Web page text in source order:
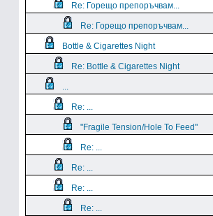
Re: Горещо препоръчвам...
Re: Горещо препоръчвам...
Bottle & Cigarettes Night
Re: Bottle & Cigarettes Night
...
Re: ...
"Fragile Tension/Hole To Feed"
Re: ...
Re: ...
Re: ...
Re: ...